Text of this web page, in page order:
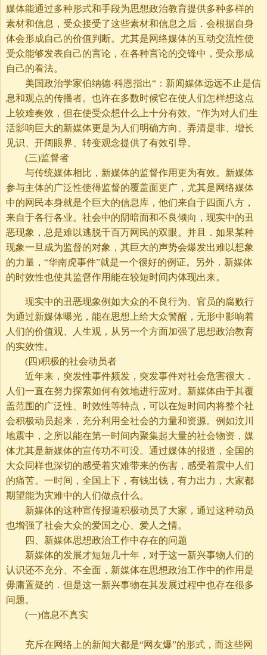
媒体能通过多种形式和手段为思想政治教育提供多种多样的
素材和信息，受众接受了这些素材和信息之后．会根据自身
体会形成自己的价值判断。尤其是网络媒体的互动交流性使
受众能够发表自己的言论，在各种言论的交锋中，受众形成
自己的看法。
美国政治学家伯纳德·科恩指出“：新闻媒体远远不止是信
息和观点的传播者。也许在多数时候它在使人们怎样想这点
上较难奏效，但在使受众想什么上十分有效。”作为对人们生
活影响巨大的新媒体更是为人们明确方向、弄清是非、增长
见识、开阔眼界、转变观念提供了有效引导。
(三)监督者
与传统媒体相比，新媒体的监督作用更为有效。新媒体
参与主体的广泛性使得监督的覆盖面更广，尤其是网络媒体
中的网民本身就是个巨大的信息库，他们来自于四面八方，
来自于各行各业。社会中的阴暗面和不良倾向，现实中的丑
恶现象，总是难以逃脱千百万网民的双眼。并且．如果某种
现象一旦成为监督的对象，其巨大的声势会爆发出难以想象
的力量，“华南虎事件”就是一个很好的例证。另外．新媒体
的时效性也使其监督作用能在较短时间内体现出来。
现实中的丑恶现象例如大众的不良行为、官员的腐败行
为通过新媒体曝光，能在思想上给大众警醒，无形中影响着
人们的价值观、人生观，从另一个方面加强了思想政治教育
的实效性。
(四)积极的社会动员者
近年来，突发性事件频发，突发事件对社会危害很大．
人们一直在努力探索如何有效地进行应对。新媒体由于其覆
盖范围的广泛性、时效性等特点，可以在短时间内将整个社
会积极动员起来，充分利用全社会的力量和资源。例如汶川
地震中，之所以能在第一时间内聚集起大量的社会物资，媒
体尤其是新媒体的宣传功不可没。通过媒体的报道，全国的
大众同样也深切的感受着灾难带来的伤害，感受着震中人们
的痛苦。一时间，全国上下，有钱出钱，有力出力，大家都
期望能为灾难中的人们做点什么。
新媒体的这种宣传报道积极动员了大家，通过这种动员
也增强了社会大众的爱国之心、爱人之情。
四、新媒体思想政治工作中存在的问题
新媒体的发展才短短几十年，对于这一新兴事物人们的
认识还不充分、不全面，新媒体在思想政治工作中的作用是
毋庸置疑的．但是这一新兴事物在其发展过程中也存在很多
问题。
(一)信息不真实
充斥在网络上的新闻大都是“网友爆”的形式，而这些网